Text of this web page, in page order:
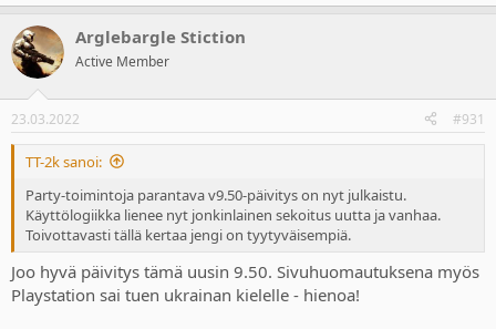
Arglebargle Stiction
Active Member
23.03.2022 #931
TT-2k sanoi:
Party-toimintoja parantava v9.50-päivitys on nyt julkaistu.
Käyttölogiikka lienee nyt jonkinlainen sekoitus uutta ja vanhaa.
Toivottavasti tällä kertaa jengi on tyytyväisempiä.
Joo hyvä päivitys tämä uusin 9.50. Sivuhuomautuksena myös
Playstation sai tuen ukrainan kielelle - hienoa!